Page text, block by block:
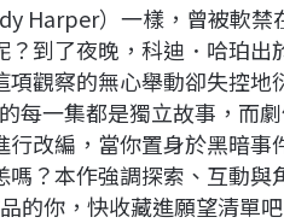
Harper）一樣，曾被軟禁
到了夜晚，科迪．哈珀出
觀察的無心舉動卻失控地
每一集都是獨立故事，而
改編，當你置身於黑暗事
？本作強調探索、互動與
的你，快收藏進願望清單吧